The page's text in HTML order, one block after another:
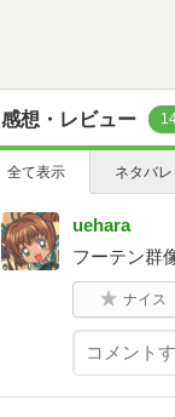
感想・レビュー
全て表示 ネタバレ
uehara
フーテン群
ナイス